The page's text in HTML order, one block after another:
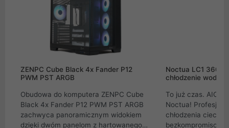
ZENPC Cube Black 4x Fander P12
PWM PST ARGB
Obudowa do komputera ZENPC Cube
Black 4x Fander P12 PWM PST ARGB
zachwyca panoramicznym widokiem
dzięki dwóm panelom z hartowanego
Noctua LC1
chłodzenie wodne
To już czas. AIO
Noctua!
chłodzenia cieczą